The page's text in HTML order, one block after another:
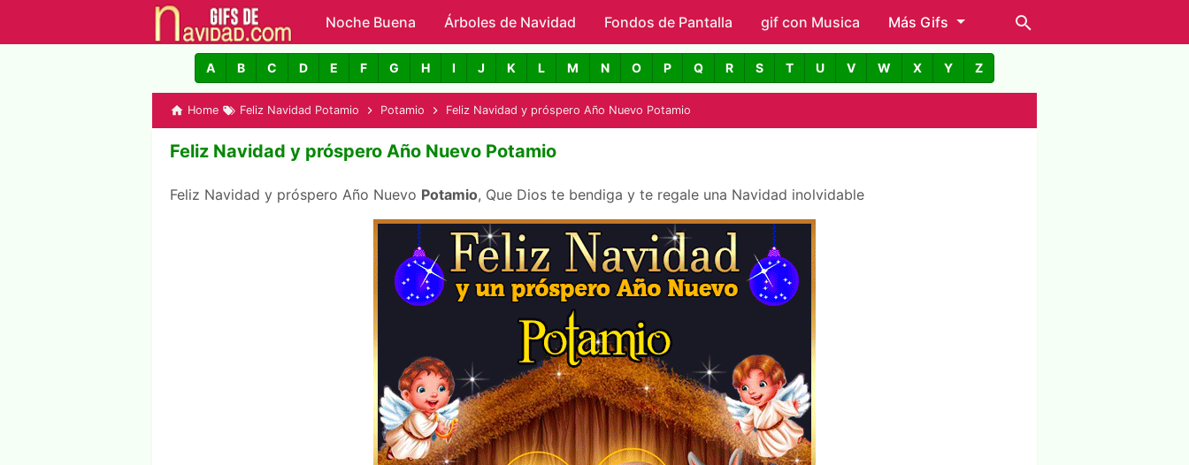
Skip to main content
Noche Buena Árboles de Navidad Fondos de Pantalla gif con Musica Más Gifs
GIFs de Navidad con Nombres
A B C D E F G H I J K L M N O P Q R S T U V W X Y Z
Home Feliz Navidad Potamio Potamio Feliz Navidad y próspero Año Nuevo Potamio
Feliz Navidad y próspero Año Nuevo Potamio
Feliz Navidad y próspero Año Nuevo Potamio, Que Dios te bendiga y te regale una Navidad inolvidable